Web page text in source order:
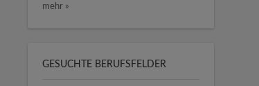
mehr »
GESUCHTE BERUFSFELDER